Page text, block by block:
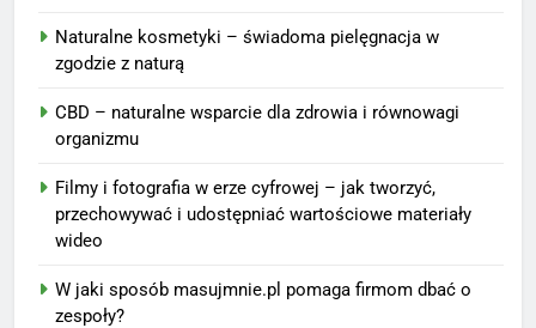
Naturalne kosmetyki – świadoma pielęgnacja w
zgodzie z naturą
CBD – naturalne wsparcie dla zdrowia i równowagi
organizmu
Filmy i fotografia w erze cyfrowej – jak tworzyć,
przechowywać i udostępniać wartościowe materiały
wideo
W jaki sposób masujmnie.pl pomaga firmom dbać o
zespoły?